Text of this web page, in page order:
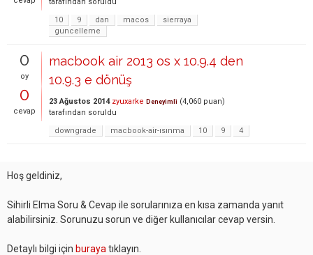
10
9 dan macos
sierraya
guncelleme
0
oy
0
cevap
macbook air 2013 os x 10.9.4 den
10.9.3 e dönüş
23 Ağustos 2014 zyuxarke Deneyimli (4,060 puan)
tarafından soruldu
downgrade
macbook-air-ısınma 10 9 4
Hoş geldiniz,
Sihirli Elma Soru & Cevap ile sorularınıza en kısa zamanda yanıt
alabilirsiniz. Sorunuzu sorun ve diğer kullanıcılar cevap versin.
Detaylı bilgi için buraya tıklayın.